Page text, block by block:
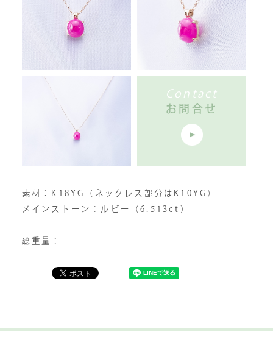
素材：K18YG（ネックレス部分はK10YG）
メインストーン：ルビー（6.513ct）
総重量：
Contact
お問合せ